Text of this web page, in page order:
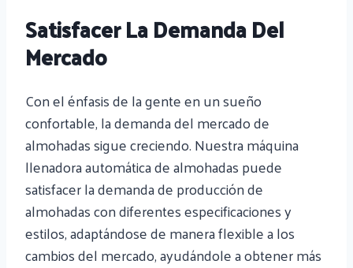
Satisfacer La Demanda Del
Mercado
Con el énfasis de la gente en un sueño
confortable, la demanda del mercado de
almohadas sigue creciendo. Nuestra máquina
llenadora automática de almohadas puede
satisfacer la demanda de producción de
almohadas con diferentes especificaciones y
estilos, adaptándose de manera flexible a los
cambios del mercado, ayudándole a obtener más